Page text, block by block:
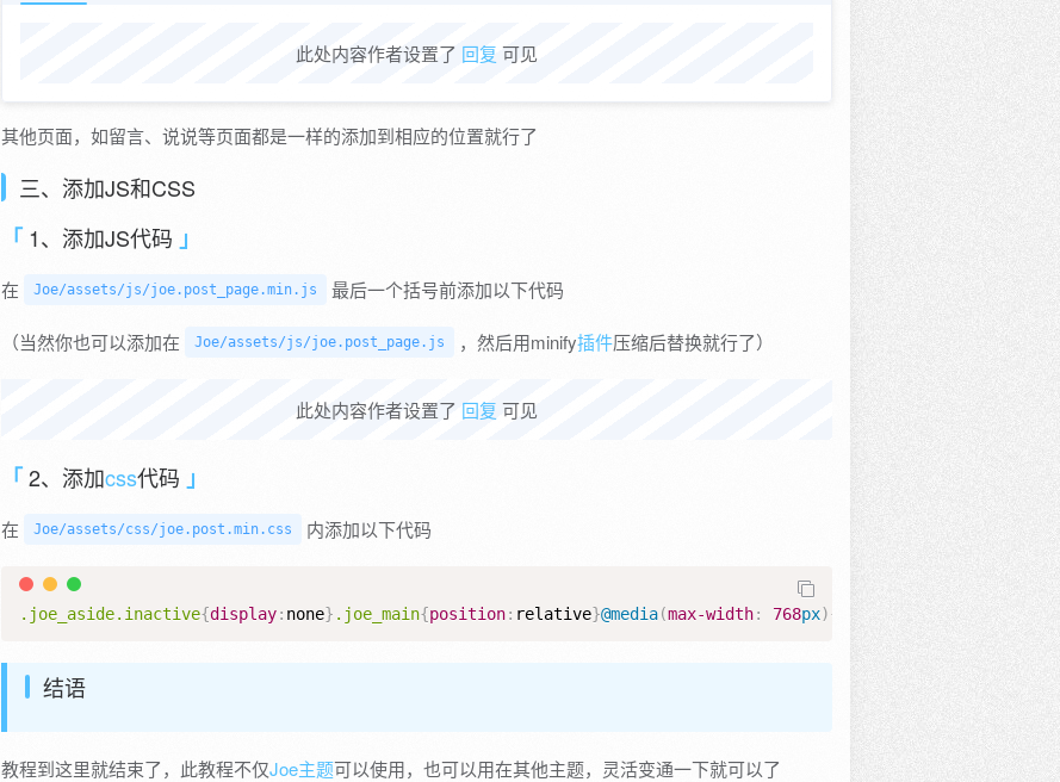
此处内容作者设置了 回复 可见
其他页面，如留言、说说等页面都是一样的添加到相应的位置就行了
三、添加JS和CSS
1、添加JS代码
在 Joe/assets/js/joe.post_page.min.js 最后一个括号前添加以下代码
（当然你也可以添加在 Joe/assets/js/joe.post_page.js ，然后用minify插件压缩后替换就行了）
此处内容作者设置了 回复 可见
2、添加css代码
在 Joe/assets/css/joe.post.min.css 内添加以下代码
.joe_aside.inactive{display: none} .joe_main{position: relative}@media(max-width: 768px){ .joe-stretch display
结语
教程到这里就结束了，此教程不仅Joe主题可以使用，也可以用在其他主题，灵活变通一下就可以了